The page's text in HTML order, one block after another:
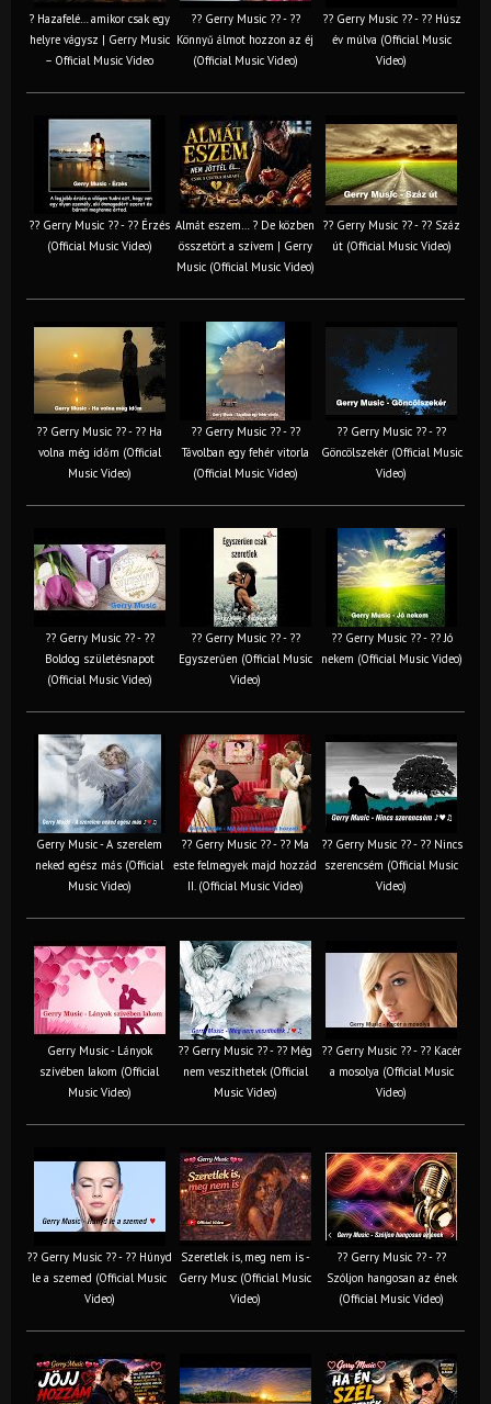
? Hazafelé… amikor csak egy
helyre vágysz | Gerry Music
– Official Music Video
?? Gerry Music ?? - ??
Könnyű álmot hozzon az éj
(Official Music Video)
?? Gerry Music ?? - ?? Húsz
év múlva (Official Music
Video)
?? Gerry Music ?? - ?? Érzés
(Official Music Video)
Almát eszem… ? De közben
összetört a szívem | Gerry
Music (Official Music Video)
?? Gerry Music ?? - ?? Száz
út (Official Music Video)
?? Gerry Music ?? - ?? Ha
volna még időm (Official
Music Video)
?? Gerry Music ?? - ??
Távolban egy fehér vitorla
(Official Music Video)
?? Gerry Music ?? - ??
Göncölszekér (Official Music
Video)
?? Gerry Music ?? - ??
Boldog születésnapot
(Official Music Video)
?? Gerry Music ?? - ??
Egyszerűen (Official Music
Video)
?? Gerry Music ?? - ?? Jó
nekem (Official Music Video)
Gerry Music - A szerelem
neked egész más (Official
Music Video)
?? Gerry Music ?? - ?? Ma
este felmegyek majd hozzád
II. (Official Music Video)
?? Gerry Music ?? - ?? Nincs
szerencsém (Official Music
Video)
Gerry Music - Lányok
szívében lakom (Official
Music Video)
?? Gerry Music ?? - ?? Még
nem veszíthetek (Official
Music Video)
?? Gerry Music ?? - ?? Kacér
a mosolya (Official Music
Video)
?? Gerry Music ?? - ?? Húnyd
le a szemed (Official Music
Video)
Szeretlek is, meg nem is -
Gerry Musc (Official Music
Video)
?? Gerry Music ?? - ??
Szóljon hangosan az ének
(Official Music Video)